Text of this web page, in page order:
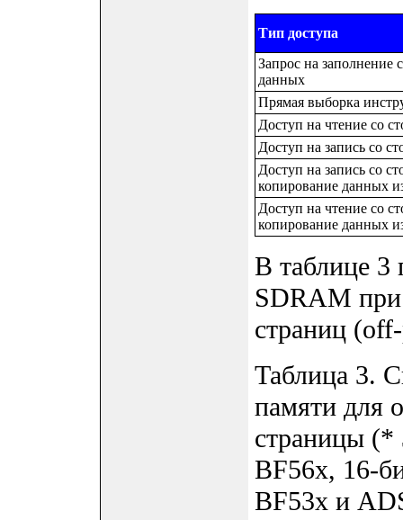
Тип доступа
Запрос на заполнение
данных
Прямая выборка
Доступ на чтение со
Доступ на запись со
Доступ на запись со
копирование данных
Доступ на чтение со
копирование данных
В таблице 3
SDRAM
страниц
Таблица 3.
памяти для
страницы (*
BF56x, 16-
BF53x и